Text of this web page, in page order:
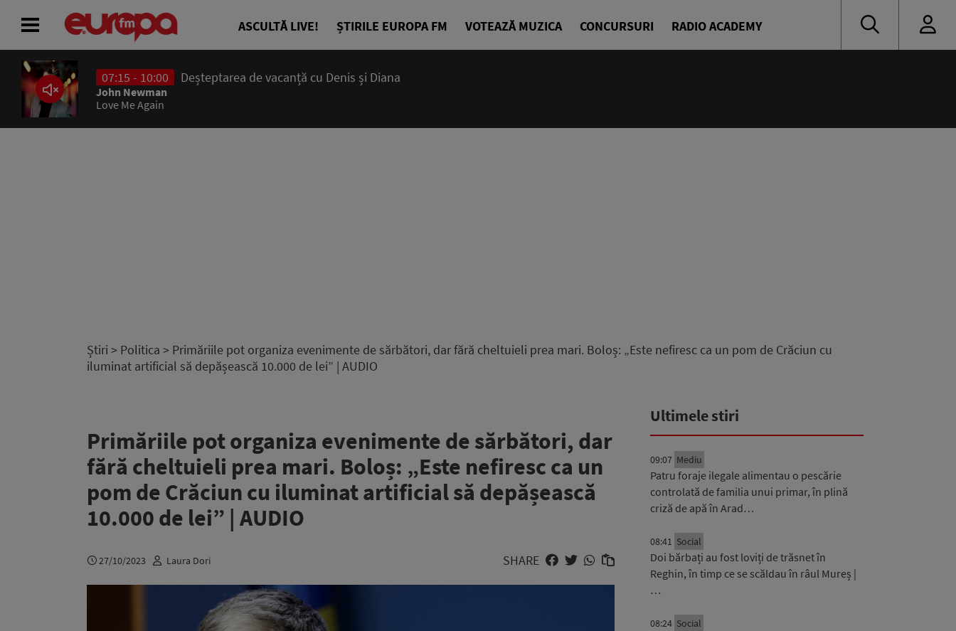
ASCULTĂ LIVE! ȘTIRILE EUROPA FM VOTEAZĂ MUZICA CONCURSURI RADIO ACADEMY
07:15 - 10:00 Deșteptarea de vacanță cu Denis și Diana
John Newman
Love Me Again
Știri > Politica > Primăriile pot organiza evenimente de sărbători, dar fără cheltuieli prea mari. Boloș: „Este nefiresc ca un pom de Crăciun cu
iluminat artificial să depășească 10.000 de lei” | AUDIO
Primăriile pot organiza evenimente de sărbători, dar
fără cheltuieli prea mari. Boloș: „Este nefiresc ca un
pom de Crăciun cu iluminat artificial să depășească
10.000 de lei” | AUDIO
27/10/2023 Laura Dori SHARE
Ultimele stiri
09:07 Mediu
Patru foraje ilegale alimentau o pescărie
controlată de familia unui primar, în plină
criză de apă în Arad…
08:41 Social
Doi bărbați au fost loviți de trăsnet în
Reghin, în timp ce se scăldau în râul Mureș |
…
08:24 Social
ACASĂ
ȘTIRI